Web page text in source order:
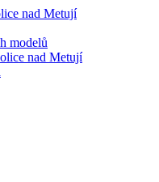
nad Metují
modelů
nad Metují